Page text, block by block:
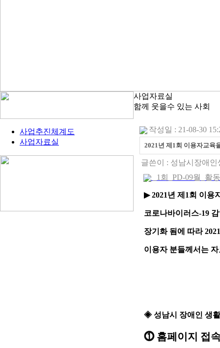
사업추진체계도
사업자료실
사업자료실
함께 웃을수 있는 사회
작성일 : 21-08-30
2021년 제1회 이용자교육
글쓴이 : 성남시장애
_1회_PD-09월_
▶2021 년 제 1회 이용
코로나바이러스-19
장기화 됨에 따라
이용자 분들께서는
◈성남시 장애인 생
⓵ 홈페이지 접